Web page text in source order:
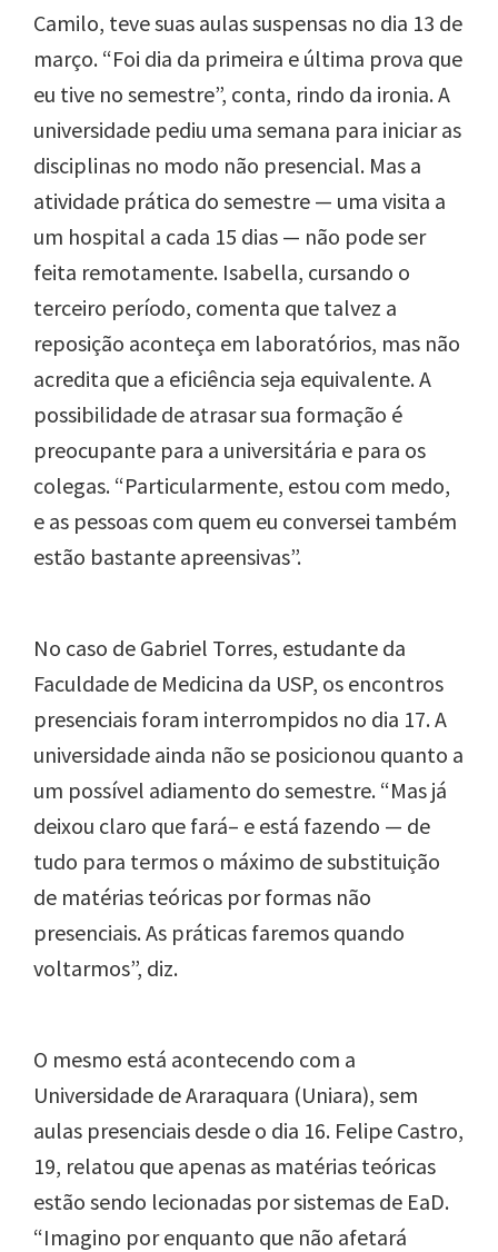
Camilo, teve suas aulas suspensas no dia 13 de
março. “Foi dia da primeira e última prova que
eu tive no semestre”, conta, rindo da ironia. A
universidade pediu uma semana para iniciar as
disciplinas no modo não presencial. Mas a
atividade prática do semestre — uma visita a
um hospital a cada 15 dias — não pode ser
feita remotamente. Isabella, cursando o
terceiro período, comenta que talvez a
reposição aconteça em laboratórios, mas não
acredita que a eficiência seja equivalente. A
possibilidade de atrasar sua formação é
preocupante para a universitária e para os
colegas. “Particularmente, estou com medo,
e as pessoas com quem eu conversei também
estão bastante apreensivas”.
No caso de Gabriel Torres, estudante da
Faculdade de Medicina da USP, os encontros
presenciais foram interrompidos no dia 17. A
universidade ainda não se posicionou quanto a
um possível adiamento do semestre. “Mas já
deixou claro que fará– e está fazendo — de
tudo para termos o máximo de substituição
de matérias teóricas por formas não
presenciais. As práticas faremos quando
voltarmos”, diz.
O mesmo está acontecendo com a
Universidade de Araraquara (Uniara), sem
aulas presenciais desde o dia 16. Felipe Castro,
19, relatou que apenas as matérias teóricas
estão sendo lecionadas por sistemas de EaD.
“Imagino por enquanto que não afetará